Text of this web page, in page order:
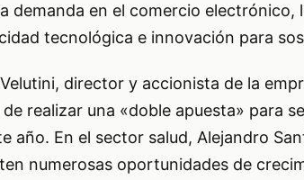
demanda en el comercio electrónico,
tecnológica e innovación para
director y accionista de la
realizar una «doble apuesta» para
año. En el sector salud, Alejandro
numerosas oportunidades de